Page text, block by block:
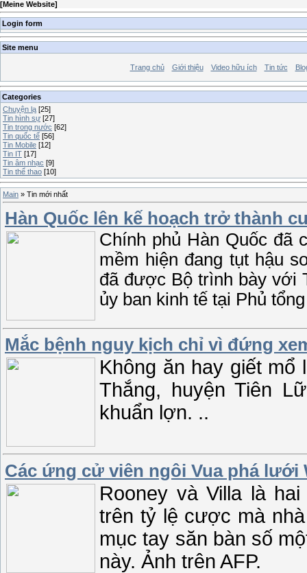
[Meine Website]
Login form
Site menu
Trang chủ Giới thiệu Video hữu ích Tin tức
Categories
Chuyện lạ [25]
Tin hình sự [27]
Tin trong nước [62]
Tin quốc tế [56]
Tin Mobile [12]
Tin IT [17]
Tin âm nhạc [9]
Tin thể thao [10]
Main » Tin mới nhất
Hàn Quốc lên kế hoạch trở thành
Chính phủ Hàn Quốc đã
mềm hiện đang tụt hậu
đã được Bộ trình bày với
ủy ban kinh tế tại Phủ
Mắc bệnh nguy kịch chỉ vì đứng
Không ăn hay giết
Thắng, huyện Tiên
khuẩn lợn. ..
Các ứng cử viên ngôi Vua phá lưới
Rooney và Villa là
trên tỷ lệ cược mà
mục tay săn bàn số
này. Ảnh trên AFP.